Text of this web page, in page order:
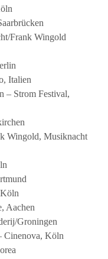
Frank Wingold
Italien
– Strom Festival,
Wingold, Musiknacht
Aachen
Groningen
Cinenova, Köln